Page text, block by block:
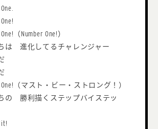
（Number One!）
は 進化してるチャレンジャー
One!（マスト・ビー・ストロング！）
の 勝利描くステップバイステッ